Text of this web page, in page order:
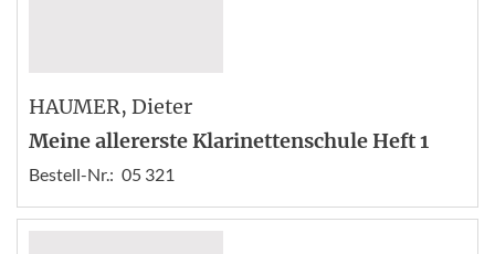
HAUMER, Dieter
Meine allererste Klarinettenschule Heft 1
Bestell-Nr.: 05 321